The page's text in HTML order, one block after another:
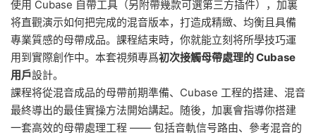
使用 Cubase 自帶工具（另附帶幾款可選第三方插件），加裏
将直觀演示如何把完成的混音版本，打造成精緻、均衡且具備
專業質感的母帶成品。課程結束時，你就能立刻将所學技巧運
用到實際創作中。本套視頻專爲初次接觸母帶處理的 Cubase
用戶設計。
課程将從混音成品的母帶前期準備、Cubase 工程的搭建、混音
最終導出的最佳實操方法開始講起。随後，加裏會指導你搭建
一套高效的母帶處理工程 —— 包括音軌信号路由、參考混音的